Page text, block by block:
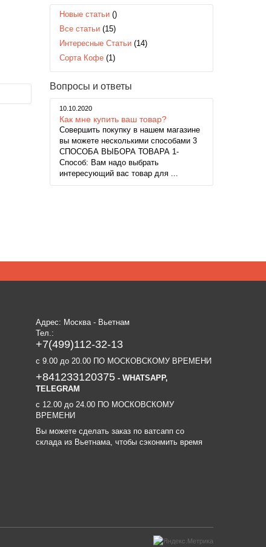
Новые статьи ()
Все статьи (15)
Интересные Статьи (14)
Сорта Кофе (1)
Вопросы и ответы
10.10.2020
Как мне купить ваш товар?
Совершить покупку в нашем магазине
вы можете несколькими способами 3
СПОСОБА ВЫБОРА ТОВАРА 1-
Способ: Вам надо выбрать
интересующий вас товар для ...
Адрес: Москва - Вьетнам
Тел.:
+7(499)112-32-13
c 9.00 до 20.00 ПО МОСКОВСКОМУ ВРЕМЕНИ
+841233120375- WHATSAPP,
TELEGRAM
c 12.00 до 24.00 ПО МОСКОВСКОМУ
ВРЕМЕНИ
Вы можете сделать заказ по ватсапп со
склада из Вьетнама, чтобы сэконмить время